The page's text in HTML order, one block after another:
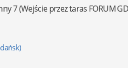
7(Wejście przez taras FORUM